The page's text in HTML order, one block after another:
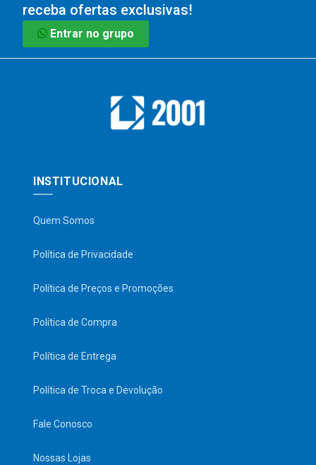
receba ofertas exclusivas!
Entrar no grupo
INSTITUCIONAL
Quem Somos
Política de Privacidade
Política de Preços e Promoções
Política de Compra
Política de Entrega
Política de Troca e Devolução
Fale Conosco
Nossas Lojas